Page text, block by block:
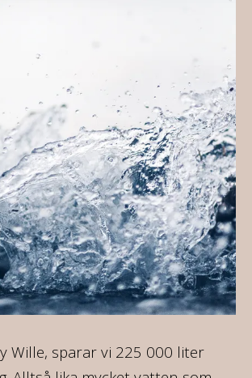
Wille, sparar vi 225 000 liter